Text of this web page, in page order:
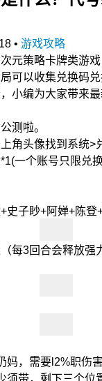
• 游戏攻略
策略卡牌类游戏
可以收集兑换码
小编为大家带来最
测啦。
头像找到系统>兑
个账号只限兑
子眇+阿婵+陈登
3回合会释放强
，需要l2%职伤害
带，剩下三个位